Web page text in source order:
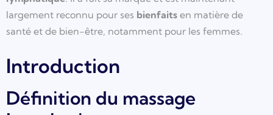
largement reconnu pour ses bienfaits en matière de
santé et de bien-être, notamment pour les femmes.
Introduction
Définition du massage